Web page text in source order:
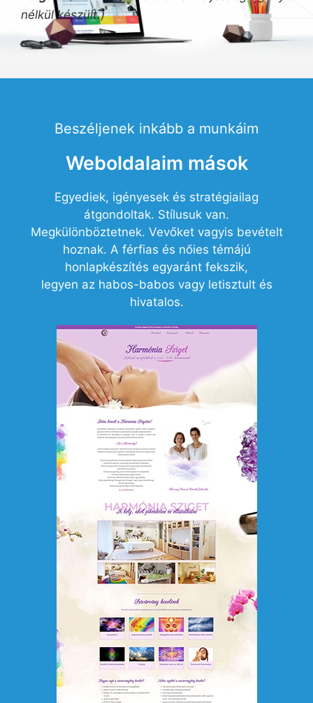
nélkül készült.)
Beszéljenek inkább a munkáim
Weboldalaim mások
Egyediek, igényesek és stratégiailag
átgondoltak. Stílusuk van.
Megkülönböztetnek. Vevőket vagyis bevételt
hoznak. A férfias és nőies témájú
honlapkészítés egyaránt fekszik,
legyen az habos-babos vagy letisztult és
hivatalos.